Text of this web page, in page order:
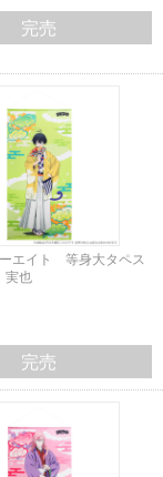
完売
エイト 等身大タペス
也
完売